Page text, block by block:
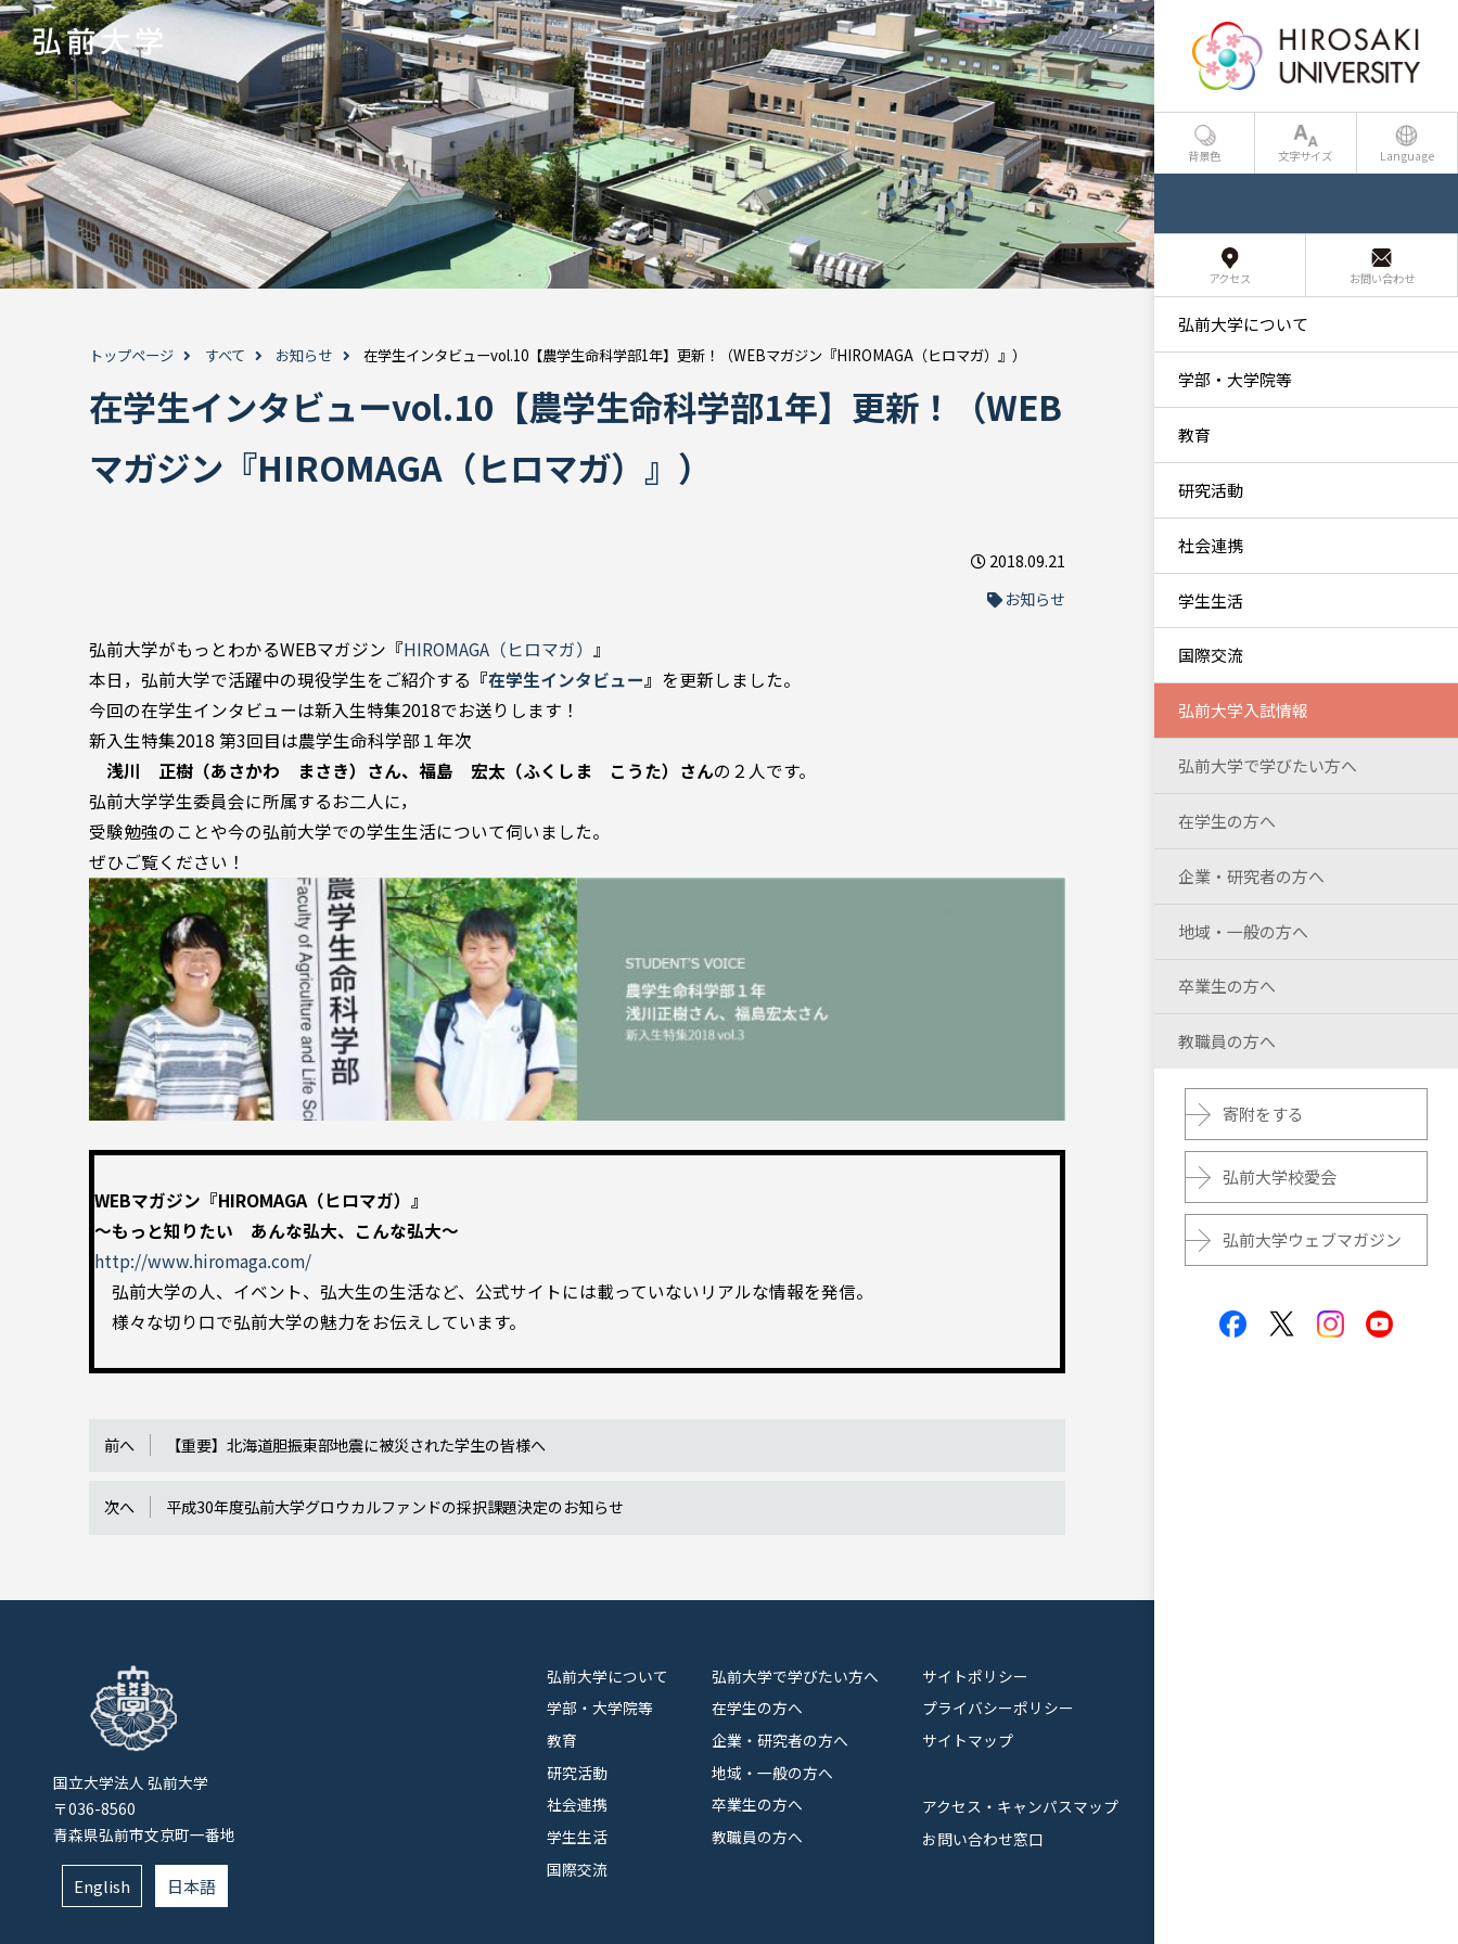
トップページ すべて お知らせ 在学生インタビューvol.10【農学生命科学部1年】更新！（WEBマガジン『HIROMAGA（ヒロマガ）』）
在学生インタビューvol.10【農学生命科学部1年】更新！（WEB
マガジン『HIROMAGA（ヒロマガ）』）
2018.09.21
お知らせ
弘前大学がもっとわかるWEBマガジン『HIROMAGA（ヒロマガ）
』
本日，弘前大学で活躍中の現役学生をご紹介する 『在学生インタビュー』 を更新しました。
今回の在学生インタビューは新入生特集2018でお送りします！
新入生特集2018 第3回目は農学生命科学部１年次
浅川 正樹（あさかわ まさき）さん、福島 宏太（ふくしま こうた）さんの２人です。
弘前大学学生委員会に所属するお二人に，
受験勉強のことや今の弘前大学での学生生活について伺いました。
ぜひご覧ください！
WEBマガジン『HIROMAGA（ヒロマガ）』
～もっと知りたい あんな弘大、こんな弘大～
http://www.hiromaga.com/
弘前大学の人、イベント、弘大生の生活など、公式サイトには載っていないリアルな情報を発信。
様々な切り口で弘前大学の魅力をお伝えしています。
前へ 【重要】北海道胆振東部地震に被災された学生の皆様へ
次へ 平成30年度弘前大学グロウカルファンドの採択課題決定のお知らせ
国立大学法人 弘前大学
〒036-8560
青森県弘前市文京町一番地
English 日本語
弘前大学について
学部・大学院等
教育
研究活動
社会連携
学生生活
国際交流
弘前大学で学びたい方へ
在学生の方へ
企業・研究者の方へ
地域・一般の方へ
卒業生の方へ
教職員の方へ
サイトポリシー
プライバシーポリシー
サイトマップ
アクセス・キャンパスマップ
お問い合わせ窓口
背景色 文字サイズ Language
アクセス お問い合わせ
弘前大学について
学部・大学院等
教育
研究活動
社会連携
学生生活
国際交流
弘前大学入試情報
弘前大学で学びたい方へ
在学生の方へ
企業・研究者の方へ
地域・一般の方へ
卒業生の方へ
教職員の方へ
寄附をする
弘前大学校愛会
弘前大学ウェブマガジン